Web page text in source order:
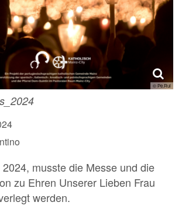
© Pe.Rui
musste die Messe und die
zu Ehren Unserer Lieben Frau
werden.